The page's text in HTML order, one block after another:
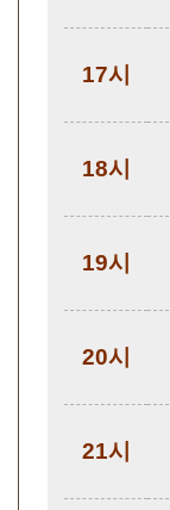
17시
18시
19시
20시
21시